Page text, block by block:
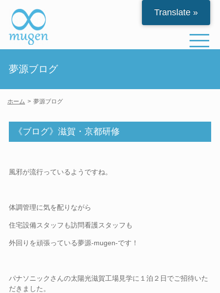
夢源ブログ
ホーム 夢源ブログ
《ブログ》滋賀・京都研修
風邪が流行っているようですね。
体調管理に気を配りながら
住宅設備スタッフも訪問看護スタッフも
外回りを頑張っている夢源-mugen-です！
パナソニックさんの太陽光滋賀工場見学に１泊２日でご招待いた
だきました。
Translate »